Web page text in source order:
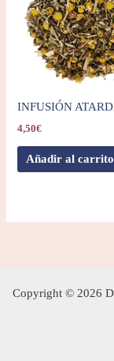
INFUSIÓN
4,50€
Añadir al carrito
Copyright © 2026